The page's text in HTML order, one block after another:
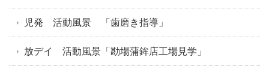
児発 活動風景 「歯磨き指導」
放デイ 活動風景「勘場蒲鉾店工場見学」